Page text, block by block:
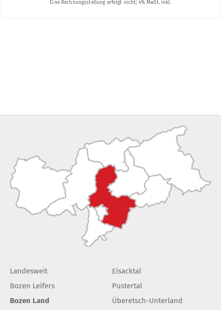
Landesweit
Bozen Leifers
Bozen Land
Eisacktal
Pustertal
Überetsch-Unterland